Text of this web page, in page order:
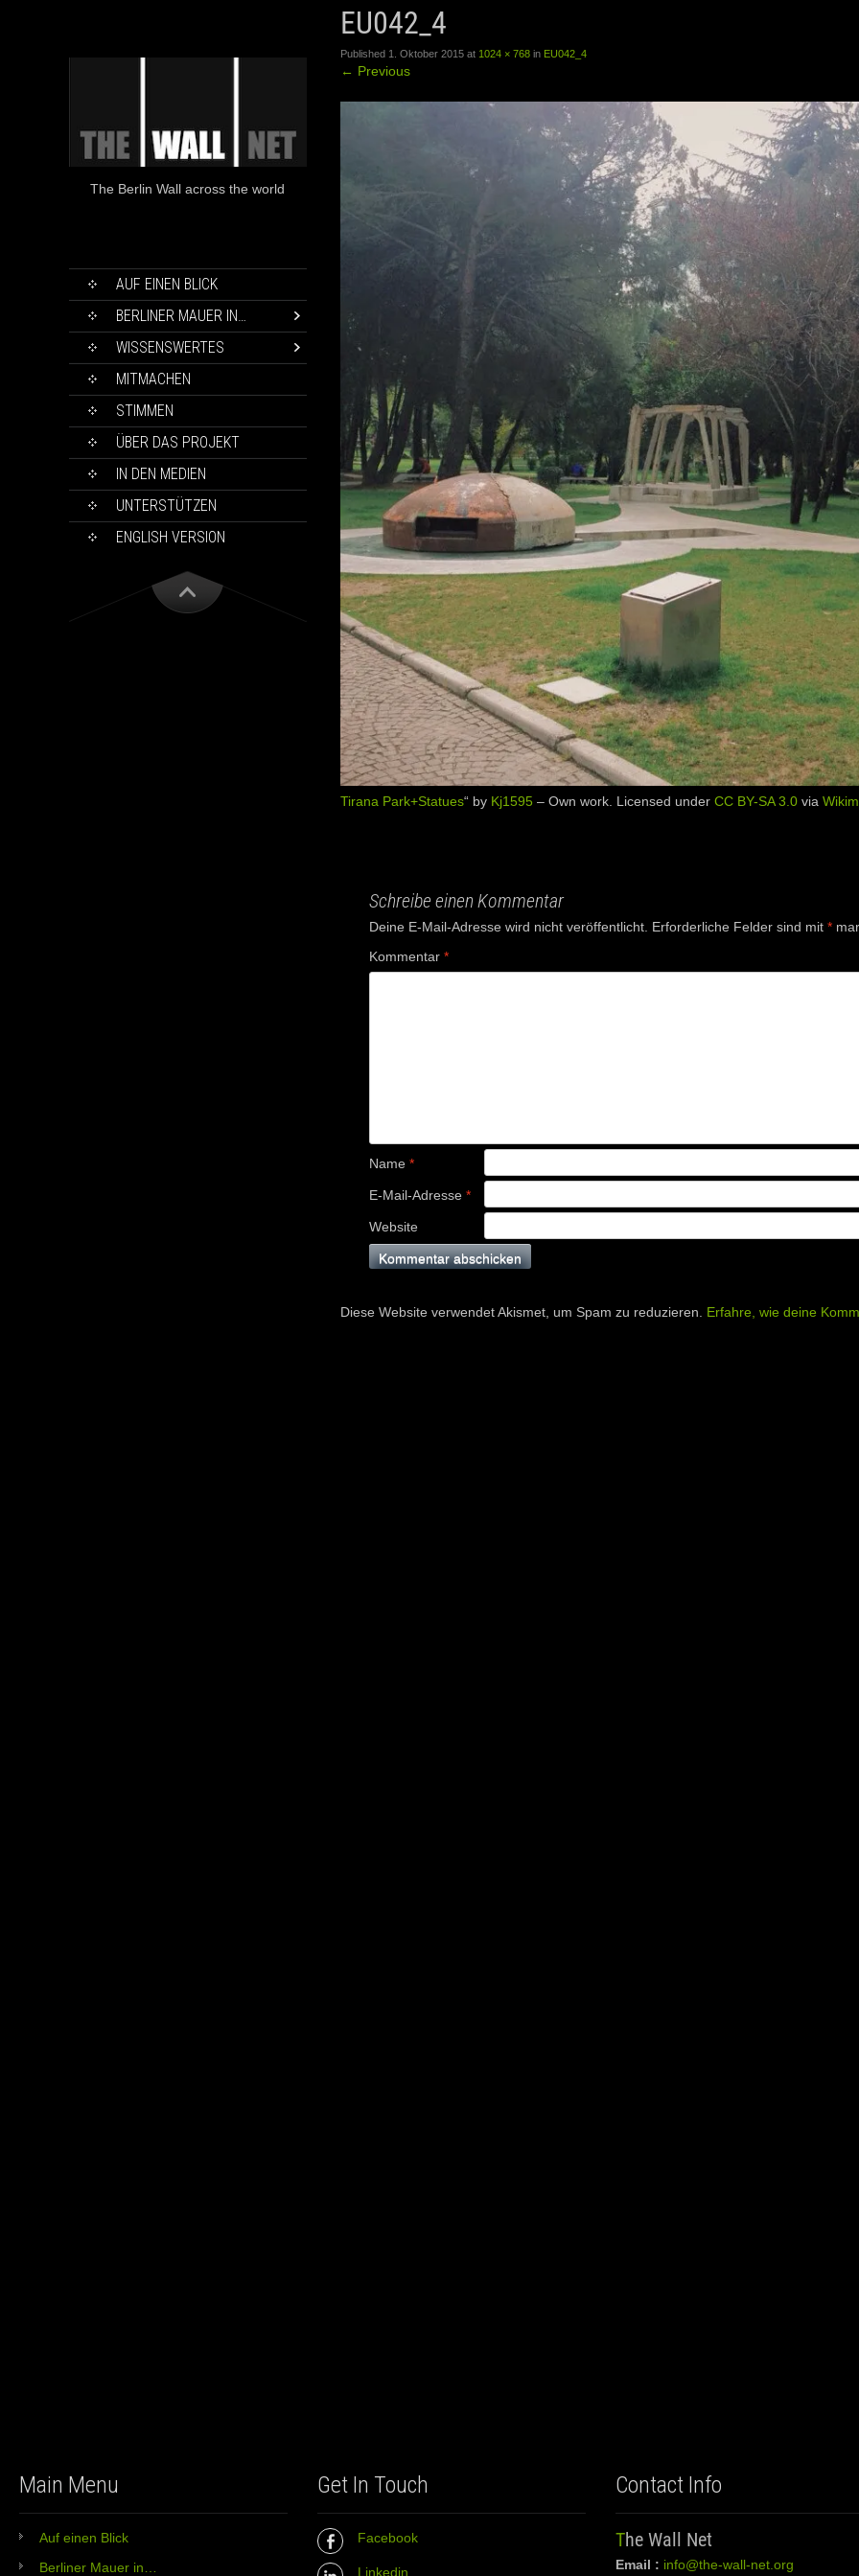
The Berlin Wall across the world
SKIP
CONTENT
AUF EINEN BLICK
BERLINER MAUER IN…
WISSENSWERTES
MITMACHEN
STIMMEN
ÜBER DAS PROJEKT
IN DEN MEDIEN
UNTERSTÜTZEN
ENGLISH VERSION
EU042_4
Published 1. Oktober 2015at 1024 × 768in EU042_4
← Previous
Tirana Park+Statues“ by Kj1595 – Own work. Licensed under CC BY-SA 3.0via
Schreibe einen Kommentar
Deine E-Mail-Adresse wird nicht veröffentlicht. Erforderliche Felder sind mit *
Kommentar *
Name *
E-Mail-Adresse *
Website
Diese Website verwendet Akismet, um Spam zu reduzieren. Erfahre, wie deine
Main Menu
Auf einen Blick
Berliner Mauer in…
Get In Touch
Facebook
Linkedin
Contact Info
The Wall Net
Email : info@the-wall-net.org